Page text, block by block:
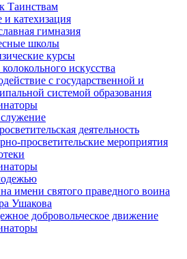
Таинствам
и катехизация
гимназия
школы
курсы
искусства
с государственной и
системой образования
деятельность
просветительские мероприятия
имени святого праведного воина
Ушакова
добровольческое движение